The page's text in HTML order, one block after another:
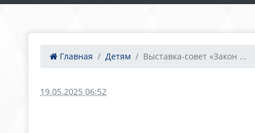
Главная Детям Выставка-совет «Закон ...
19.05.2025 06:52